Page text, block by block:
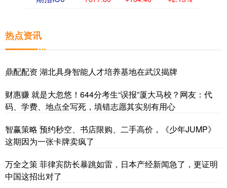
热点资讯
鼎配配资 湖北具身智能人才培养基地在武汉揭牌
财惠赚 就是大忽悠！644分考生“误报”厦大马校？网友：代
码、学费、地点全写死，填错志愿其实别有用心
智赢策略 预约秒空、书店限购、二手高价，《少年JUMP》
这期因为一张卡牌卖疯了
万全之策 菲律宾防长暴跳如雷，日本产经新闻急了，更证明
中国这招出对了